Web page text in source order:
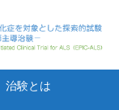
治験とは